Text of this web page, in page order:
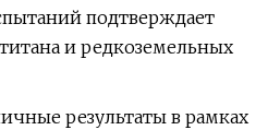
подтверждает
и редкоземельных
результаты в рамках